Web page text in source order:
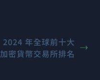
2024 年全球前十大
加密貨幣交易所排名